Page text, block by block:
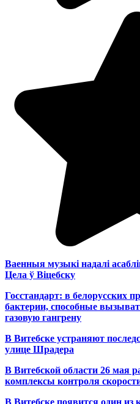
Ваенныя музыкі надалі
Цела ў Віцебску
Госстандарт: в белорусских
бактерии, способные
газовую гангрену
В Витебске устраняют
улице Шрадера
В Витебской области 26 мая
комплексы контроля
В Витебске появится один из